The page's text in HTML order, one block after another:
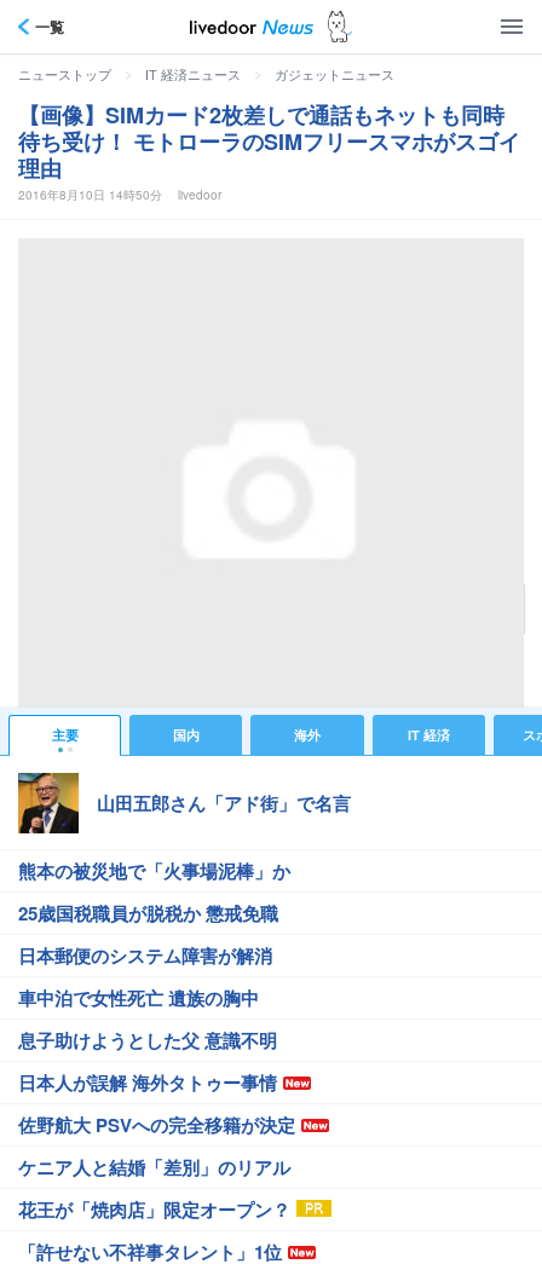
一覧
ニューストップ > IT 経済ニュース > ガジェットニュース
【画像】SIMカード2枚差しで通話もネットも同時
待ち受け！ モトローラのSIMフリースマホがスゴイ
理由
2016年8月10日 14時50分 livedoor
主要 国内 海外 IT 経済 ス
山田五郎さん「アド街」で名言
熊本の被災地で「火事場泥棒」か
25歳国税職員が脱税か 懲戒免職
日本郵便のシステム障害が解消
車中泊で女性死亡 遺族の胸中
息子助けようとした父 意識不明
日本人が誤解 海外タトゥー事情
佐野航大 PSVへの完全移籍が決定
ケニア人と結婚「差別」のリアル
花王が「焼肉店」限定オープン？
「許せない不祥事タレント」1位